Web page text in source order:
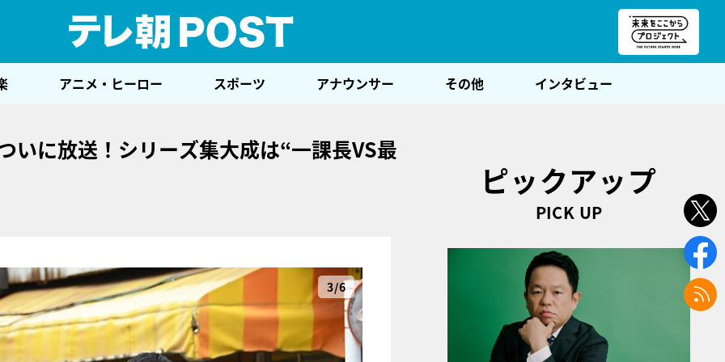
アニメ・ヒーロー スポーツ アナウンサー その他 インタビュー
いに放送！シリーズ集大成は“一課長VS最
3/6
ピックアップ
PICK UP